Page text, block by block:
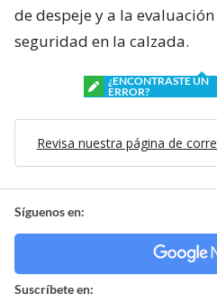
de despeje y a la
seguridad en la calzada.
¿ENCONTRASTE UN
ERROR?
Revisa nuestra página de
Síguenos en:
Suscríbete en: